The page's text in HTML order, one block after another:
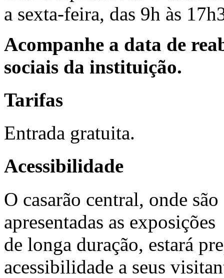
a sexta-feira, das 9h às
Acompanhe a data de
sociais da instituição.
Tarifas
Entrada gratuita.
Acessibilidade
O casarão central, onde são
apresentadas as exposições
de longa duração, estará
acessibilidade a seus